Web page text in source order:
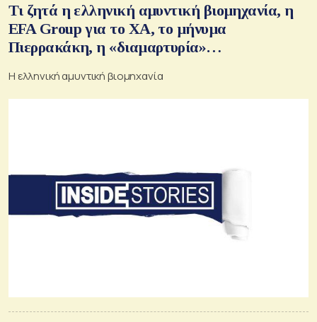
Τι ζητά η ελληνική αμυντική βιομηχανία, η
EFA Group για το ΧΑ, το μήνυμα
Πιερρακάκη, η «διαμαρτυρία»
Chocolate, οι συμμετοχές του Latsco
Η ελληνική αμυντική βιομηχανία